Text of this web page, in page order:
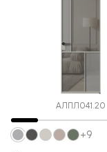
АЛПЛ041.20
+9